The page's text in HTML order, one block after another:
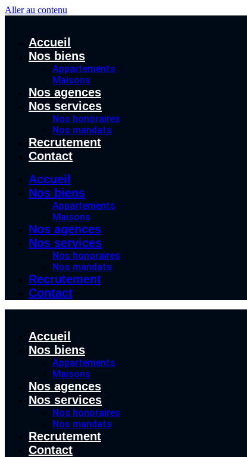
Aller au contenu
Accueil
Nos biens
Appartements
Maisons
Nos agences
Nos services
Nos honoraires
Nos mandats
Recrutement
Contact
Accueil
Nos biens
Appartements
Maisons
Nos agences
Nos services
Nos honoraires
Nos mandats
Recrutement
Contact
Accueil
Nos biens
Appartements
Maisons
Nos agences
Nos services
Nos honoraires
Nos mandats
Recrutement
Contact